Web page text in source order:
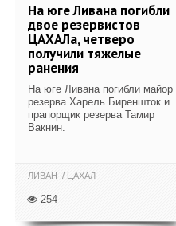
На юге Ливана погибли
двое резервистов
ЦАХАЛа, четверо
получили тяжелые
ранения
На юге Ливана погибли майор
резерва Харель Биреншток и
прапорщик резерва Тамир
Вакнин.
ЛИВАН ЦАХАЛ
254